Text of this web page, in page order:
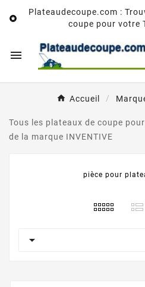

Plateaudecoupe.com :
coupe pour votre

Accueil
Tous les plateaux de coupe
de la marque INVENTIVE
pièce pour
